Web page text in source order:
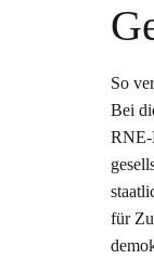
So
Bei
für